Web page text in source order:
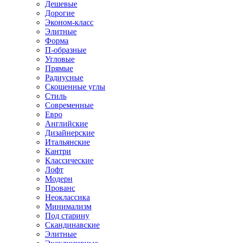
Дешевые
Дорогие
Эконом-класс
Элитные
Форма
П-образные
Угловые
Прямые
Радиусные
Скошенные углы
Стиль
Современные
Евро
Английские
Дизайнерские
Итальянские
Кантри
Классические
Лофт
Модерн
Прованс
Неоклассика
Минимализм
Под старину
Скандинавские
Элитные